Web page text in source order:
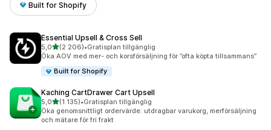
Built for Shopify
Essential Upsell & Cross Sell
5,0av 5 stjärnor
(2 206)
2206 recensioner totalt
•Gratisplan tillgänglig
Öka AOV med mer- och korsförsäljning för ”ofta köpta tillsammans”
Built for Shopify
Kaching CartDrawer Cart Upsell
5,0av 5 stjärnor
(1 135)
1135 recensioner totalt
•Gratisplan tillgänglig
Öka genomsnittligt ordervärde: utdragbar varukorg, merförsäljning
och mätare för fri frakt